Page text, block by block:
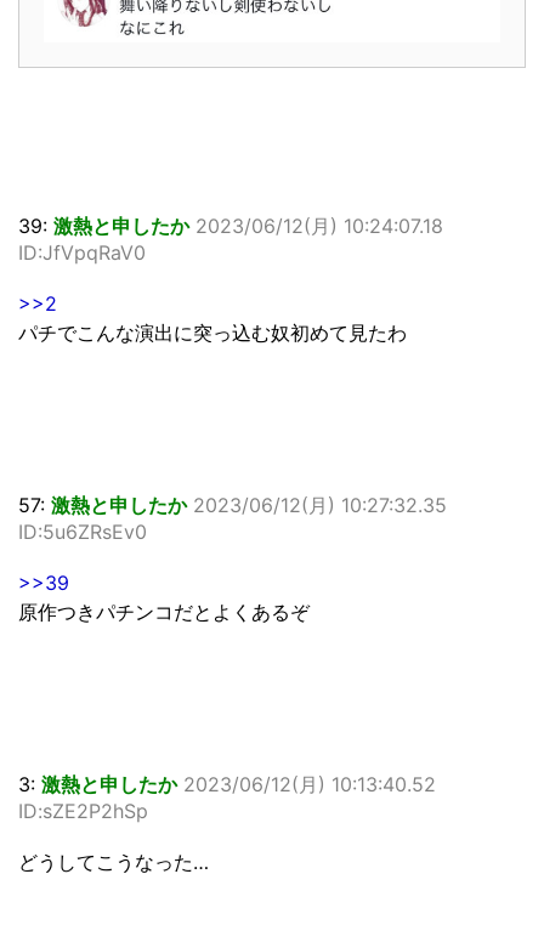
39: 激熱と申したか 2023/06/12(月) 10:24:07.18
ID:JfVpqRaV0
>>2
パチでこんな演出に突っ込む奴初めて見たわ
57: 激熱と申したか 2023/06/12(月) 10:27:32.35
ID:5u6ZRsEv0
>>39
原作つきパチンコだとよくあるぞ
3: 激熱と申したか 2023/06/12(月) 10:13:40.52
ID:sZE2P2hSp
どうしてこうなった…